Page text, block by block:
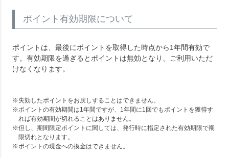
ポイント有効期限について
ポイントは、最後にポイントを取得した時点から1年間有効で
す。有効期限を過ぎるとポイントは無効となり、ご利用いただ
けなくなります。
失効したポイントをお戻しすることはできません。
ポイントの有効期間は1年間ですが、1年間に1回でもポイントを獲得す
れば有効期間が切れることはありません。
但し、期間限定ポイントに関しては、発行時に指定された有効期限で期
限切れとなります。
ポイントの現金への換金はできません。